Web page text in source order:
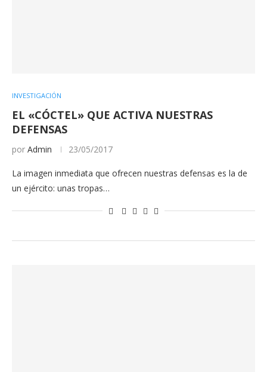
INVESTIGACIÓN
EL «CÓCTEL» QUE ACTIVA NUESTRAS
DEFENSAS
por Admin 23/05/2017
La imagen inmediata que ofrecen nuestras defensas es la de
un ejército: unas tropas…